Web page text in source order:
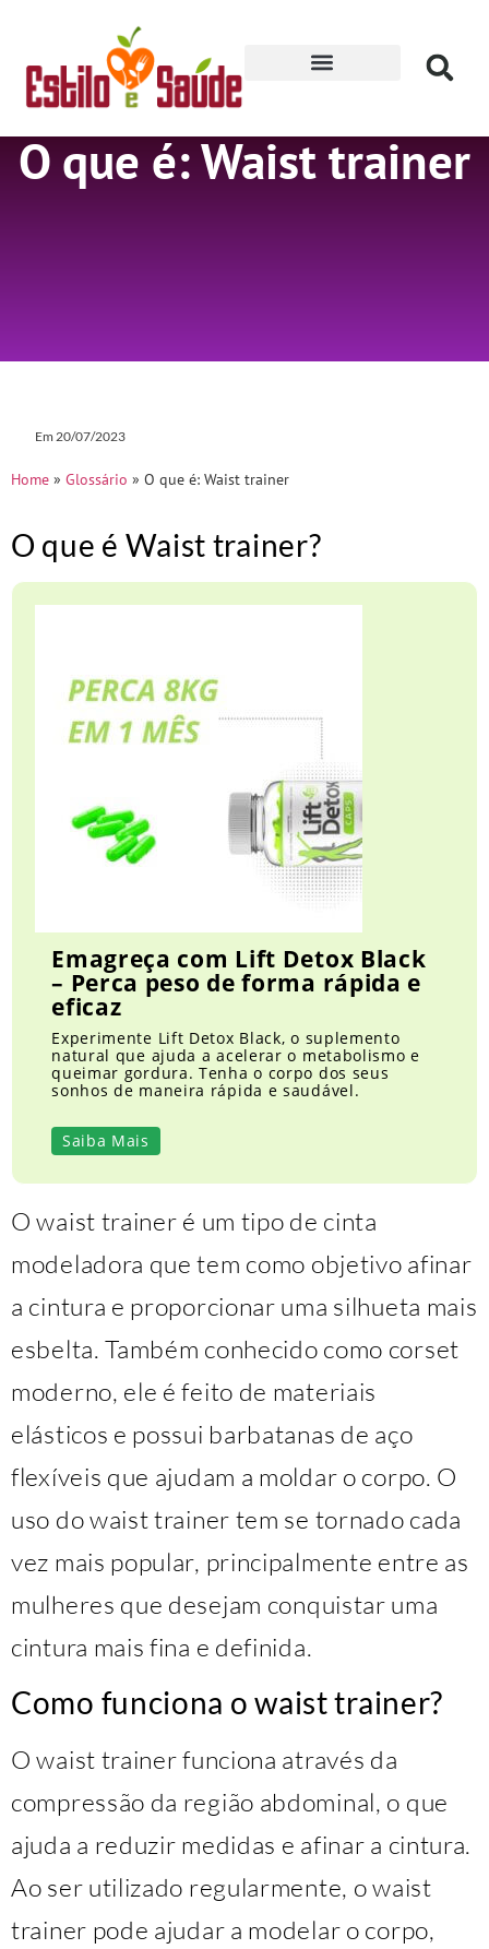
O que é: Waist trainer
Em 20/07/2023
Home » Glossário » O que é: Waist trainer
O que é Waist trainer?
Emagreça com Lift Detox Black
– Perca peso de forma rápida e
eficaz
Experimente Lift Detox Black, o suplemento
natural que ajuda a acelerar o metabolismo e
queimar gordura. Tenha o corpo dos seus
sonhos de maneira rápida e saudável.
Saiba Mais
O waist trainer é um tipo de cinta
modeladora que tem como objetivo afinar
a cintura e proporcionar uma silhueta mais
esbelta. Também conhecido como corset
moderno, ele é feito de materiais
elásticos e possui barbatanas de aço
flexíveis que ajudam a moldar o corpo. O
uso do waist trainer tem se tornado cada
vez mais popular, principalmente entre as
mulheres que desejam conquistar uma
cintura mais fina e definida.
Como funciona o waist trainer?
O waist trainer funciona através da
compressão da região abdominal, o que
ajuda a reduzir medidas e afinar a cintura.
Ao ser utilizado regularmente, o waist
trainer pode ajudar a modelar o corpo,